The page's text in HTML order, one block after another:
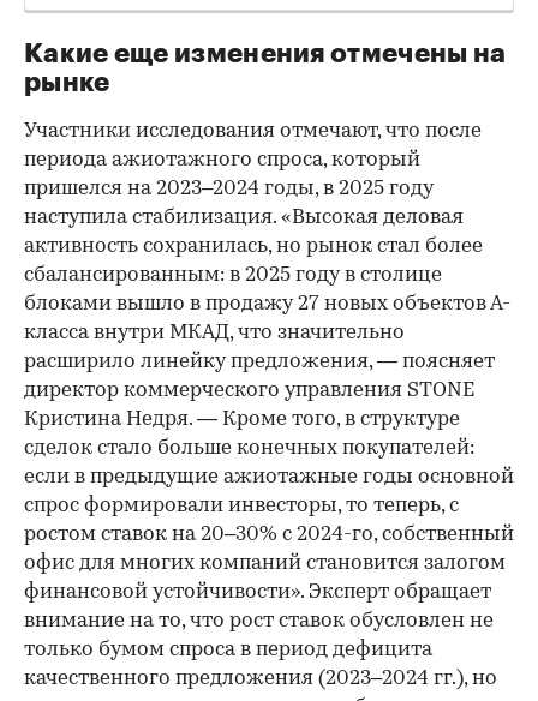
Какие еще изменения отмечены на
рынке
Участники исследования отмечают, что после
периода ажиотажного спроса, который
пришелся на 2023–2024 годы, в 2025 году
наступила стабилизация. «Высокая деловая
активность сохранилась, но рынок стал более
сбалансированным: в 2025 году в столице
блоками вышло в продажу 27 новых объектов А-
класса внутри МКАД, что значительно
расширило линейку предложения, — поясняет
директор коммерческого управления STONE
Кристина Недря. — Кроме того, в структуре
сделок стало больше конечных покупателей:
если в предыдущие ажиотажные годы основной
спрос формировали инвесторы, то теперь, с
ростом ставок на 20–30% с 2024-го, собственный
офис для многих компаний становится залогом
финансовой устойчивости». Эксперт обращает
внимание на то, что рост ставок обусловлен не
только бумом спроса в период дефицита
качественного предложения (2023–2024 гг.), но